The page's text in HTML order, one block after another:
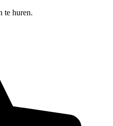
te huren.